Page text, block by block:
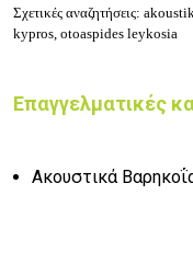
Σχετικές αναζητήσεις:
kypros, otoaspides leykosia
Επαγγελματικές
Ακουστικά